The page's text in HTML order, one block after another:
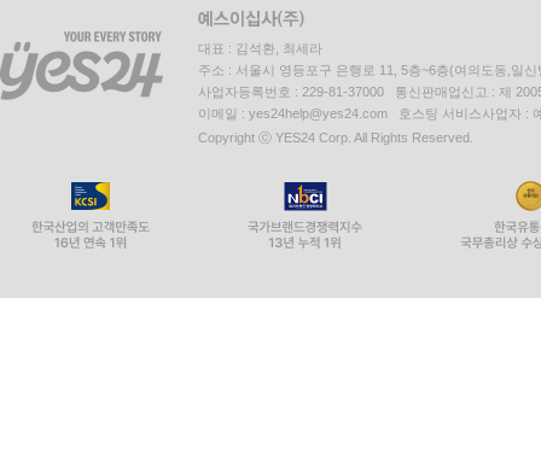
대표 : 김석환, 최세라
주소 : 서울시 영등포구 은행로 11, 5층~6층(여의도동,일신
사업자등록번호 : 229-81-37000 통신판매업신고 : 제
이메일 : yes24help@yes24.com 호스팅 서비스사업자 :
Copyright ⓒ YES24 Corp. All Rights Reserved.